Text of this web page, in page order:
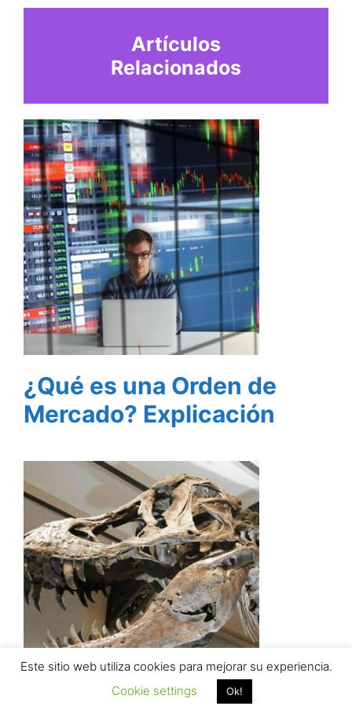
Artículos
Relacionados
¿Qué es una Orden de
Mercado? Explicación
Este sitio web utiliza cookies para mejorar su experiencia.
Cookie settings
Ok!